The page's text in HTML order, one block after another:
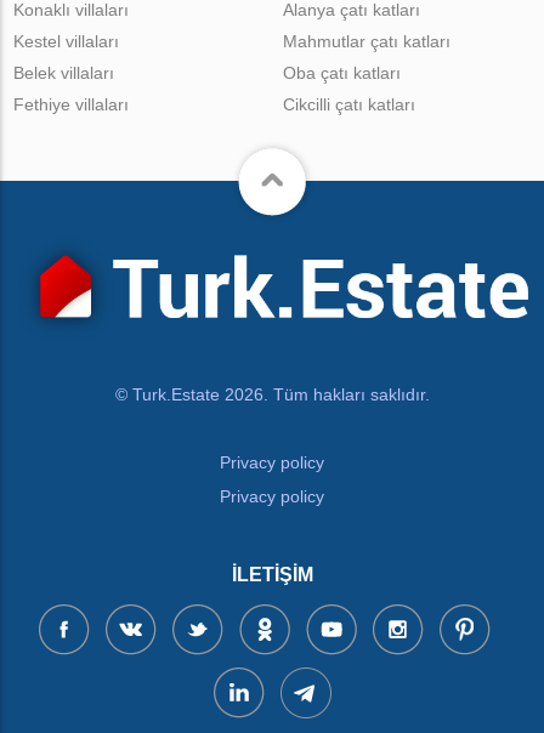
Konaklı villaları
Kestel villaları
Belek villaları
Fethiye villaları
Alanya çatı katları
Mahmutlar çatı katları
Oba çatı katları
Cikcilli çatı katları
© Turk.Estate 2026. Tüm hakları saklıdır.
Privacy policy
Privacy policy
İLETIŞIM